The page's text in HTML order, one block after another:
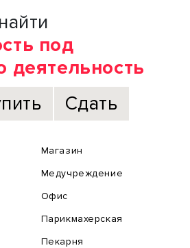
под
деятельность
Сдать
Магазин
Медучреждение
Офис
Парикмахерская
Пекарня